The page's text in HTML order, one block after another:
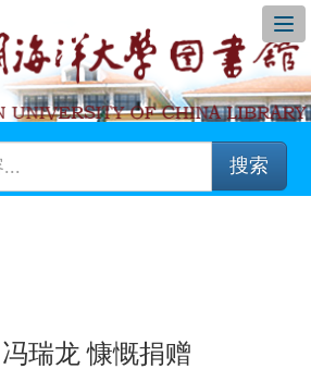
搜索
瑞龙 慷慨捐赠